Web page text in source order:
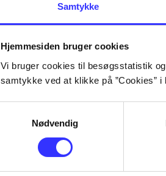
Samtykke
Hjemmesiden bruger cookies
Vi bruger cookies til besøgsstatistik
samtykke ved at klikke på ”Cookies”
Nødvendig